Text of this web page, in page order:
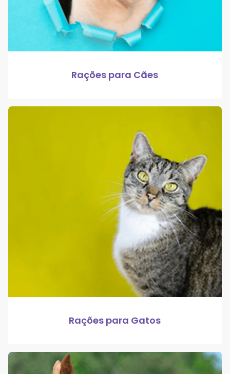
Rações para Cães
Rações para Gatos